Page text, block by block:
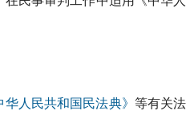
华人民共和国民法典》 等有关